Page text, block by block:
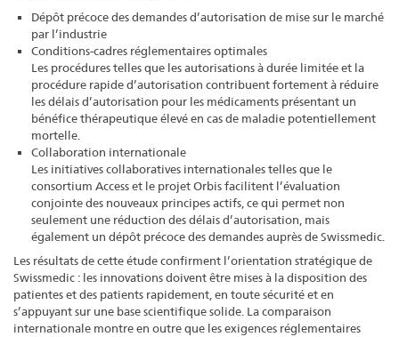
Dépôt précoce des demandes d’autorisation de mise sur le marché
par l’industrie
Conditions-cadres réglementaires optimales
Les procédures telles que les autorisations à durée limitée et la
procédure rapide d’autorisation contribuent fortement à réduire
les délais d’autorisation pour les médicaments présentant un
bénéfice thérapeutique élevé en cas de maladie potentiellement
mortelle.
Collaboration internationale
Les initiatives collaboratives internationales telles que le
consortium Access et le projet Orbis facilitent l’évaluation
conjointe des nouveaux principes actifs, ce qui permet non
seulement une réduction des délais d’autorisation, mais
également un dépôt précoce des demandes auprès de Swissmedic.
Les résultats de cette étude confirment l’orientation stratégique de
Swissmedic : les innovations doivent être mises à la disposition des
patientes et des patients rapidement, en toute sécurité et en
s’appuyant sur une base scientifique solide. La comparaison
internationale montre en outre que les exigences réglementaires